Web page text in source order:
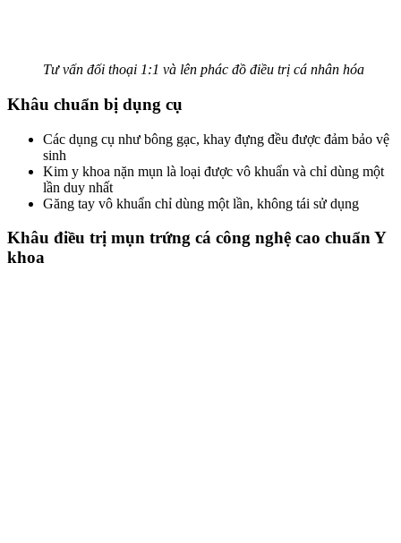
Tư vấn đối thoại 1:1 và lên phác đồ điều trị cá nhân hóa
Khâu chuẩn bị dụng cụ
Các dụng cụ như bông gạc, khay đựng đều được đảm bảo vệ
sinh
Kim y khoa nặn mụn là loại được vô khuẩn và chỉ dùng một
lần duy nhất
Găng tay vô khuẩn chỉ dùng một lần, không tái sử dụng
Khâu điều trị mụn trứng cá công nghệ cao chuẩn Y
khoa